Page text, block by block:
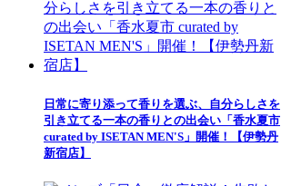
日常に寄り添って香りを選ぶ、自分らしさを
引き立てる一本の香りとの出会い「香水夏市
curated by ISETAN MEN'S」開催！【伊勢丹
新宿店】